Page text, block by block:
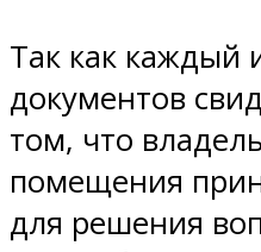
Так как каждый
документов
том, что
помещения
для решения